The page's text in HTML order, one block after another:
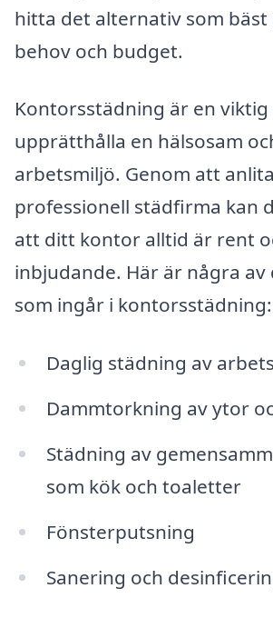
hitta det alternativ som bäst
behov och budget.
Kontorsstädning är en
upprätthålla en hälsosam
arbetsmiljö. Genom att
professionell städfirma kan
att ditt kontor alltid är rent
inbjudande. Här är några
som ingår i kontorsstädning:
Daglig städning av
Dammtorkning av ytor
Städning av
som kök och toaletter
Fönsterputsning
Sanering och